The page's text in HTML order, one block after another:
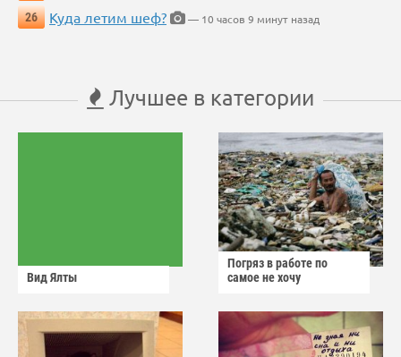
26
Куда летим шеф? — 10 часов 9 минут назад
Лучшее в категории
Вид Ялты
Погряз в работе по
самое не хочу